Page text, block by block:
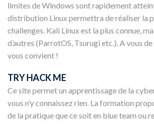
limites de Windows sont rapidement
distribution Linux permettra de réaliser la
challenges. Kali Linux est la plus connue,
d’autres (ParrotOS, Tsurugi etc.). A vous
vous convient !
TRY HACK ME
Ce site permet un apprentissage de la
vous n’y connaissez rien. La formation
de la pratique que ce soit en blue team ou